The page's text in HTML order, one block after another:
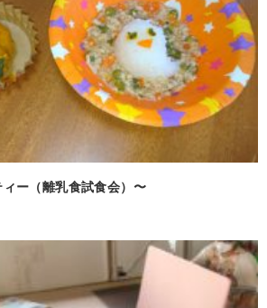
ー（離乳食試食会）〜